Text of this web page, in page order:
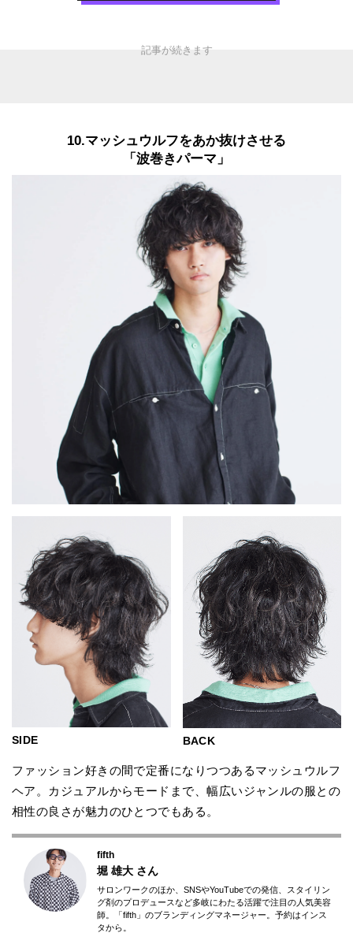
10.マッシュウルフをあか抜けさせる
「波巻きパーマ」
SIDE BACK
ファッション好きの間で定番になりつつあるマッシュウルフ
ヘア。カジュアルからモードまで、幅広いジャンルの服との
相性の良さが魅力のひとつでもある。
fifth
堀 雄大 さん
サロンワークのほか、SNSやYouTubeでの発信、スタイリン
グ剤のプロデュースなど多岐にわたる活躍で注目の人気美容
師。「fifth」のブランディングマネージャー。予約はインス
タから。